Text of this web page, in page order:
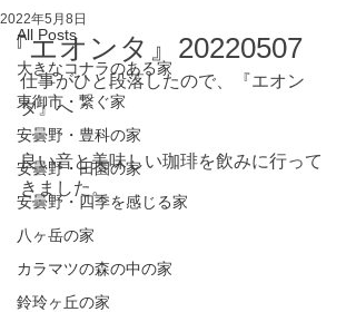
All Posts
大きなコナラのある家
東御市・繋ぐ家
安曇野・豊科の家
安曇野・田園の家
安曇野・四季を感じる家
八ヶ岳の家
カラマツの森の中の家
鈴玲ヶ丘の家
『エオンタ』20220507
2022年5月8日
仕事がひと段落したので、『エオン
タ』へ
良い音と美味しい珈琲を飲みに行って
きました。